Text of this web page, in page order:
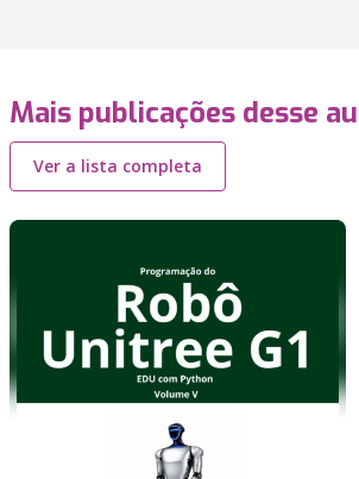
Mais publicações desse
Ver a lista completa